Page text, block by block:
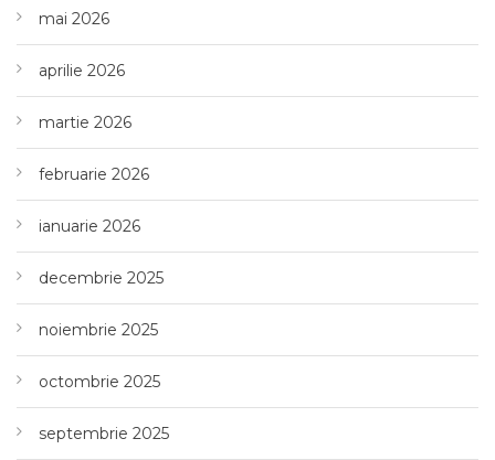
mai 2026
aprilie 2026
martie 2026
februarie 2026
ianuarie 2026
decembrie 2025
noiembrie 2025
octombrie 2025
septembrie 2025